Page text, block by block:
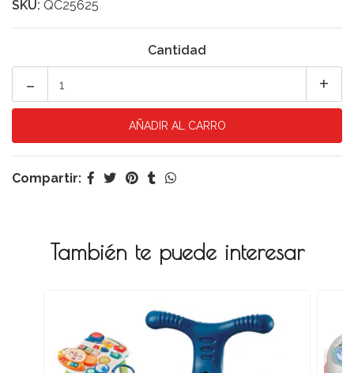
SKU: QC25625
Cantidad
+
-
Compartir:
También te puede interesar